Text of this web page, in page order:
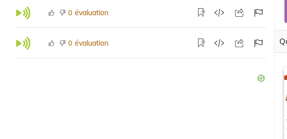
0 évaluation
0 évaluation